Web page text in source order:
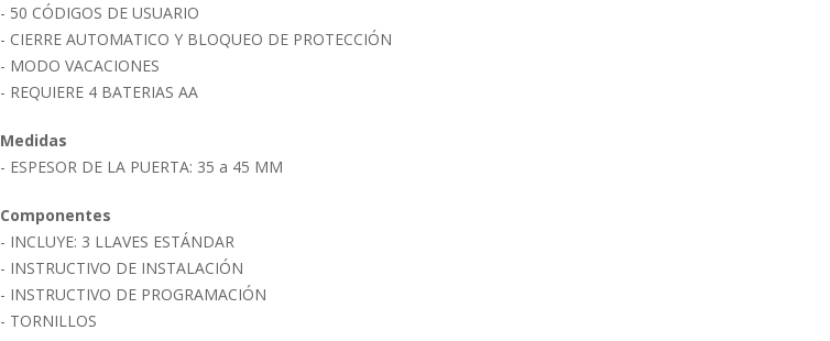
- 50 CÓDIGOS DE USUARIO
- CIERRE AUTOMATICO Y BLOQUEO DE PROTECCIÓN
- MODO VACACIONES
- REQUIERE 4 BATERIAS AA
Medidas
- ESPESOR DE LA PUERTA: 35 a 45 MM
Componentes
- INCLUYE: 3 LLAVES ESTÁNDAR
- INSTRUCTIVO DE INSTALACIÓN
- INSTRUCTIVO DE PROGRAMACIÓN
- TORNILLOS